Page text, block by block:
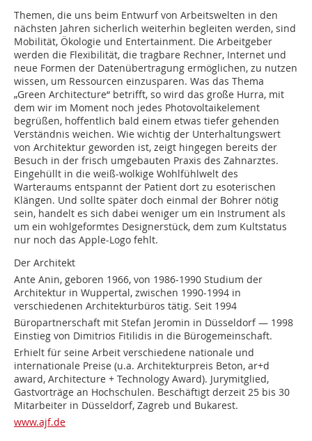
Themen, die uns beim Entwurf von Arbeitswelten in den
nächsten Jahren sicherlich weiterhin begleiten werden, sind
Mobilität, Ökologie und Entertainment. Die Arbeitgeber
werden die Flexibilität, die tragbare Rechner, Internet und
neue Formen der Datenübertragung ermöglichen, zu nutzen
wissen, um Ressourcen einzusparen. Was das Thema
„Green Architecture“ betrifft, so wird das große Hurra, mit
dem wir im Moment noch jedes Photovoltaikelement
begrüßen, hoffentlich bald einem etwas tiefer gehenden
Verständnis weichen. Wie wichtig der Unterhaltungswert
von Architektur geworden ist, zeigt hingegen bereits der
Besuch in der frisch umgebauten Praxis des Zahnarztes.
Eingehüllt in die weiß-wolkige Wohlfühlwelt des
Warteraums entspannt der Patient dort zu esoterischen
Klängen. Und sollte später doch einmal der Bohrer nötig
sein, handelt es sich dabei weniger um ein Instrument als
um ein wohlgeformtes Designerstück, dem zum Kultstatus
nur noch das Apple-Logo fehlt.
Der Architekt
Ante Anin, geboren 1966, von 1986-1990 Studium der
Architektur in Wuppertal, zwischen 1990-1994 in
verschiedenen Architekturbüros tätig. Seit 1994
Büropartnerschaft mit Stefan Jeromin in Düsseldorf — 1998
Einstieg von Dimitrios Fitilidis in die Bürogemeinschaft.
Erhielt für seine Arbeit verschiedene nationale und
internationale Preise (u.a. Architekturpreis Beton, ar+d
award, Architecture + Technology Award). Jurymitglied,
Gastvorträge an Hochschulen. Beschäftigt derzeit 25 bis 30
Mitarbeiter in Düsseldorf, Zagreb und Bukarest.
www.ajf.de